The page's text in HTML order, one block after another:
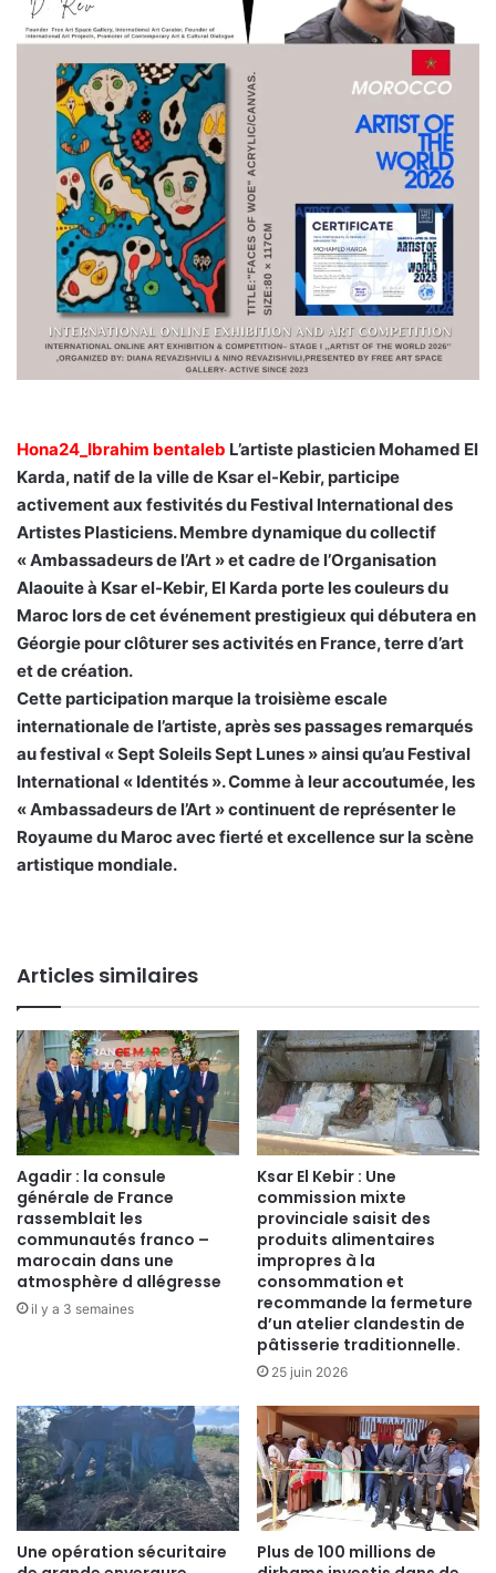
Hona24_Ibrahim bentaleb L’artiste plasticien Mohamed El
Karda, natif de la ville de Ksar el-Kebir, participe
activement aux festivités du Festival International des
Artistes Plasticiens. Membre dynamique du collectif
« Ambassadeurs de l’Art » et cadre de l’Organisation
Alaouite à Ksar el-Kebir, El Karda porte les couleurs du
Maroc lors de cet événement prestigieux qui débutera en
Géorgie pour clôturer ses activités en France, terre d’art
et de création.
​Cette participation marque la troisième escale
internationale de l’artiste, après ses passages remarqués
au festival « Sept Soleils Sept Lunes » ainsi qu’au Festival
International « Identités ». Comme à leur accoutumée, les
« Ambassadeurs de l’Art » continuent de représenter le
Royaume du Maroc avec fierté et excellence sur la scène
artistique mondiale.
Articles similaires
Agadir : la consule
générale de France
rassemblait les
communautés franco –
marocain dans une
atmosphère d allégresse
il y a 3 semaines
Ksar El Kebir : Une
commission mixte
provinciale saisit des
produits alimentaires
impropres à la
consommation et
recommande la fermeture
d’un atelier clandestin de
pâtisserie traditionnelle.
25 juin 2026
Une opération sécuritaire
Plus de 100 millions de